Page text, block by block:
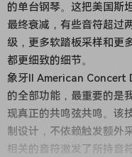
的单台钢琴。这把美国斯
最终衰减，有些音符超过
级，更多软踏板采样和更
都更细致的细节。
象牙II American Concert
的全部功能，最重要的是
现真正的共鸣弦共鸣。该
制设计，不依赖触发额外
相关的音符激发了所持音